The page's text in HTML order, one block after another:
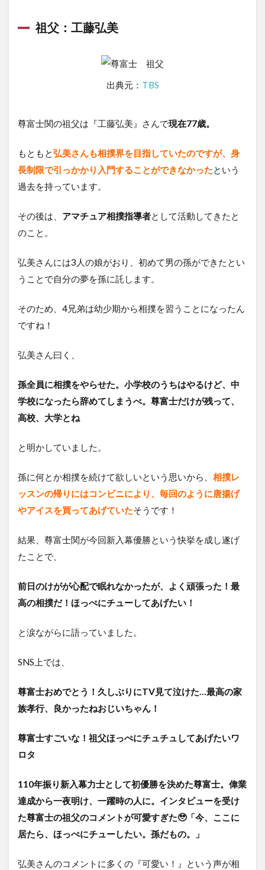
祖父：工藤弘美
出典元： TBS
尊富士関の祖父は『工藤弘美』さんで現在77歳。
もともと弘美さんも相撲界を目指していたのですが、身
長制限で引っかかり入門することができなかったという
過去を持っています。
その後は、 アマチュア相撲指導者として活動してきたと
のこと。
弘美さんには3人の娘がおり、初めて男の孫ができたとい
うことで自分の夢を孫に託します。
そのため、4兄弟は幼少期から相撲を習うことになったん
ですね！
弘美さん曰く、
孫全員に相撲をやらせた。小学校のうちはやるけど、中
学校になったら辞めてしまうべ。尊富士だけが残って、
高校、大学とね
と明かしていました。
孫に何とか相撲を続けて欲しいという思いから、 相撲レ
ッスンの帰りにはコンビニにより、毎回のように唐揚げ
やアイスを買ってあげていたそうです！
結果、尊富士関が今回新入幕優勝という快挙を成し遂げ
たことで、
前日のけがが心配で眠れなかったが、よく頑張った！最
高の相撲だ！ほっぺにチューしてあげたい！
と涙ながらに語っていました。
SNS上では、
尊富士おめでとう！久しぶりにTV見て泣けた…最高の家
族孝行、良かったねおじいちゃん！
尊富士すごいな！祖父ほっぺにチュチュしてあげたいワ
ロタ
110年振り新入幕力士として初優勝を決めた尊富士。偉業
達成から一夜明け、一躍時の人に。インタビューを受け
た尊富士の祖父のコメントが可愛すぎた🥹「今、ここに
居たら、ほっぺにチューしたい。孫だもの。」
弘美さんのコメントに多くの『可愛い！』という声が相